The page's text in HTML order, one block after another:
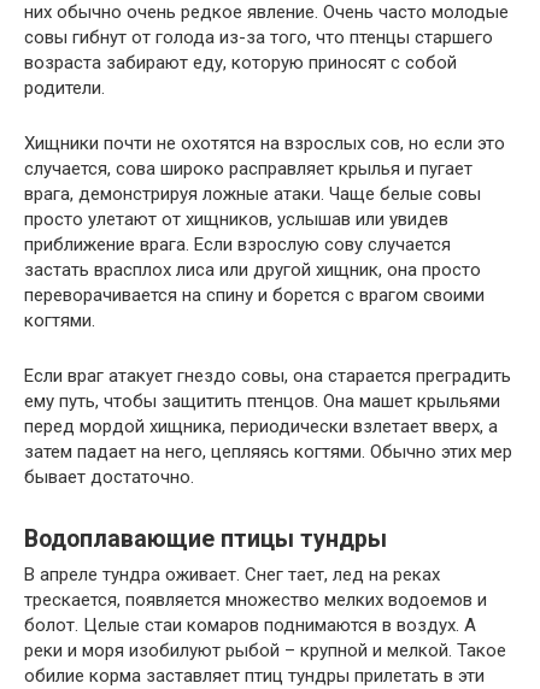
них обычно очень редкое явление. Очень часто молодые
совы гибнут от голода из-за того, что птенцы старшего
возраста забирают еду, которую приносят с собой
родители.
Хищники почти не охотятся на взрослых сов, но если это
случается, сова широко расправляет крылья и пугает
врага, демонстрируя ложные атаки. Чаще белые совы
просто улетают от хищников, услышав или увидев
приближение врага. Если взрослую сову случается
застать врасплох лиса или другой хищник, она просто
переворачивается на спину и борется с врагом своими
когтями.
Если враг атакует гнездо совы, она старается преградить
ему путь, чтобы защитить птенцов. Она машет крыльями
перед мордой хищника, периодически взлетает вверх, а
затем падает на него, цепляясь когтями. Обычно этих мер
бывает достаточно.
Водоплавающие птицы тундры
В апреле тундра оживает. Снег тает, лед на реках
трескается, появляется множество мелких водоемов и
болот. Целые стаи комаров поднимаются в воздух. А
реки и моря изобилуют рыбой – крупной и мелкой. Такое
обилие корма заставляет птиц тундры прилетать в эти